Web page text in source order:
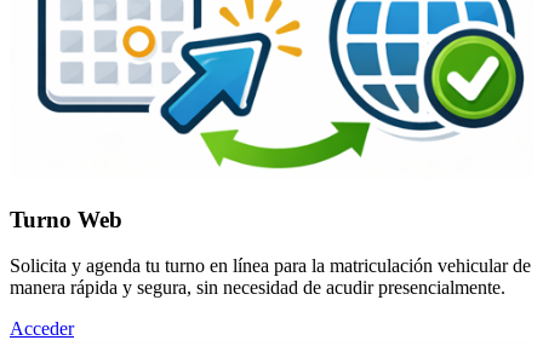
Turno Web
Solicita y agenda tu turno en línea para la matriculación vehicular de
manera rápida y segura, sin necesidad de acudir presencialmente.
Acceder